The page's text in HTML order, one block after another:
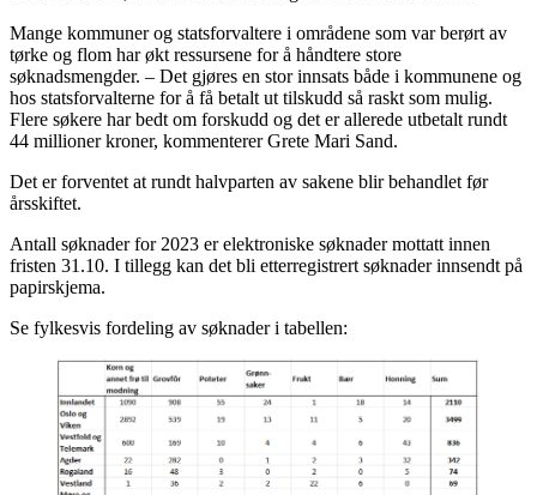
Mange kommuner og statsforvaltere i områdene som var berørt av
tørke og flom har økt ressursene for å håndtere store
søknadsmengder. – Det gjøres en stor innsats både i kommunene og
hos statsforvalterne for å få betalt ut tilskudd så raskt som mulig.
Flere søkere har bedt om forskudd og det er allerede utbetalt rundt
44 millioner kroner, kommenterer Grete Mari Sand.
Det er forventet at rundt halvparten av sakene blir behandlet før
årsskiftet.
Antall søknader for 2023 er elektroniske søknader mottatt innen
fristen 31.10. I tillegg kan det bli etterregistrert søknader innsendt på
papirskjema.
Se fylkesvis fordeling av søknader i tabellen: